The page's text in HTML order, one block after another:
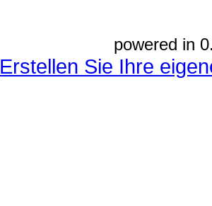
powered in
Erstellen Sie Ihre